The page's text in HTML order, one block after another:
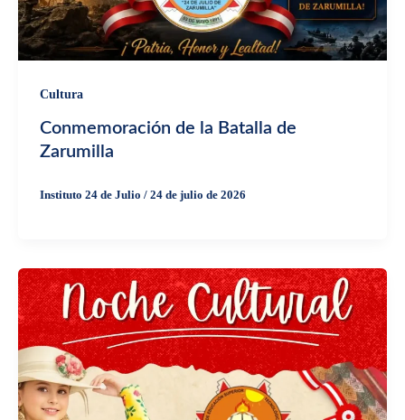
Cultura
Conmemoración de la Batalla de
Zarumilla
Instituto 24 de Julio / 24 de julio de 2026